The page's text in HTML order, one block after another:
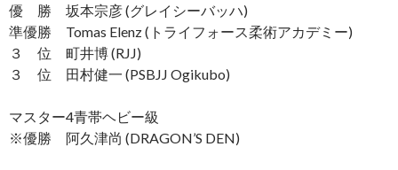
優 勝 坂本宗彦 (グレイシーバッハ)
準優勝 Tomas Elenz (トライフォース柔術アカデミー)
３ 位 町井博 (RJJ)
３ 位 田村健一 (PSBJJ Ogikubo)
マスター4青帯ヘビー級
※優勝 阿久津尚 (DRAGON’S DEN)